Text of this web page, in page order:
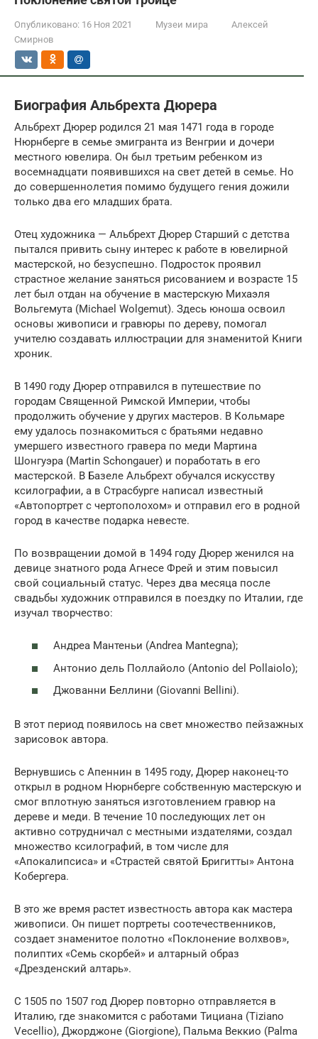
Опубликовано: 16 Ноя 2021 Музеи мира
Алексей
Смирнов
Биография Альбрехта Дюрера
Альбрехт Дюрер родился 21 мая 1471 года в городе
Нюрнберге в семье эмигранта из Венгрии и дочери
местного ювелира. Он был третьим ребенком из
восемнадцати появившихся на свет детей в семье. Но
до совершеннолетия помимо будущего гения дожили
только два его младших брата.
Отец художника — Альбрехт Дюрер Старший с детства
пытался привить сыну интерес к работе в ювелирной
мастерской, но безуспешно. Подросток проявил
страстное желание заняться рисованием и возрасте 15
лет был отдан на обучение в мастерскую Михаэля
Вольгемута (Michael Wolgemut). Здесь юноша освоил
основы живописи и гравюры по дереву, помогал
учителю создавать иллюстрации для знаменитой Книги
хроник.
В 1490 году Дюрер отправился в путешествие по
городам Священной Римской Империи, чтобы
продолжить обучение у других мастеров. В Кольмаре
ему удалось познакомиться с братьями недавно
умершего известного гравера по меди Мартина
Шонгуэра (Martin Schongauer) и поработать в его
мастерской. В Базеле Альбрехт обучался искусству
ксилографии, а в Страсбурге написал известный
«Автопортрет с чертополохом» и отправил его в родной
город в качестве подарка невесте.
По возвращении домой в 1494 году Дюрер женился на
девице знатного рода Агнесе Фрей и этим повысил
свой социальный статус. Через два месяца после
свадьбы художник отправился в поездку по Италии, где
изучал творчество:
Андреа Мантеньи (Andrea Mantegna);
Антонио дель Поллайоло (Antonio del Pollaiolo);
Джованни Беллини (Giovanni Bellini).
В этот период появилось на свет множество пейзажных
зарисовок автора.
Вернувшись с Апеннин в 1495 году, Дюрер наконец-то
открыл в родном Нюрнберге собственную мастерскую и
смог вплотную заняться изготовлением гравюр на
дереве и меди. В течение 10 последующих лет он
активно сотрудничал с местными издателями, создал
множество ксилографий, в том числе для
«Апокалипсиса» и «Страстей святой Бригитты» Антона
Кобергера.
В это же время растет известность автора как мастера
живописи. Он пишет портреты соотечественников,
создает знаменитое полотно «Поклонение волхвов»,
полиптих «Семь скорбей» и алтарный образ
«Дрезденский алтарь».
С 1505 по 1507 год Дюрер повторно отправляется в
Италию, где знакомится с работами Тициана (Tiziano
Vecellio), Джорджоне (Giorgione), Пальма Веккио (Palma